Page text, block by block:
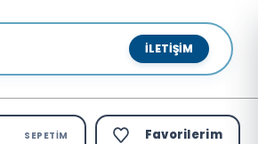
İLETIŞIM
SEPETIM Favorilerim